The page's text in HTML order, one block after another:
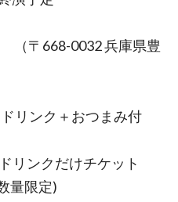
〒668-0032 兵庫県豊
リンク＋おつまみ付
ンクだけチケット
量限定)